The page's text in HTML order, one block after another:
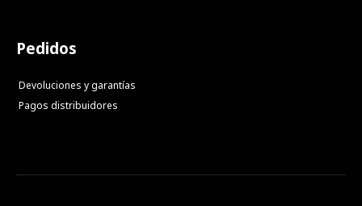
Pedidos
Devoluciones y garantías
Pagos distribuidores